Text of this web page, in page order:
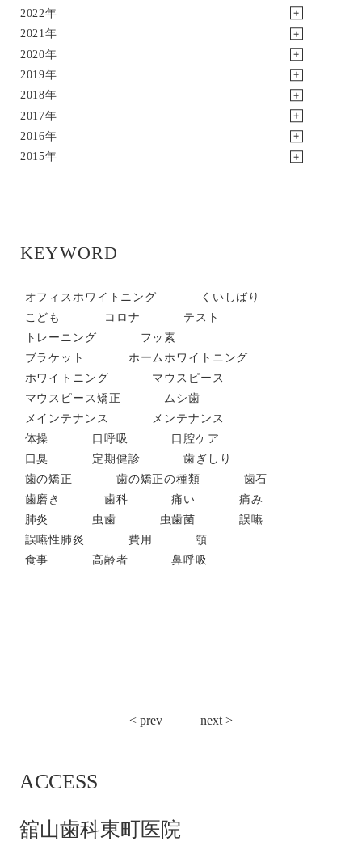
2022年
2021年
2020年
2019年
2018年
2017年
2016年
2015年
KEYWORD
オフィスホワイトニング
くいしばり
こども
コロナ
テスト
トレーニング
フッ素
ブラケット
ホームホワイトニング
ホワイトニング
マウスピース
マウスピース矯正
ムシ歯
メインテナンス
メンテナンス
体操
口呼吸
口腔ケア
口臭
定期健診
歯ぎしり
歯の矯正
歯の矯正の種類
歯石
歯磨き
歯科 痛い
痛み
肺炎
虫歯 虫歯菌
誤嚥
誤嚥性肺炎
費用
顎
食事
高齢者 鼻呼吸
< prev next >
ACCESS
舘山歯科東町医院